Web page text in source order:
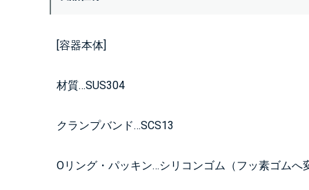
[容器本体]
材質…SUS304
クランプバンド…SCS13
Oリング・パッキン…シリコンゴム（フッ素ゴムへ